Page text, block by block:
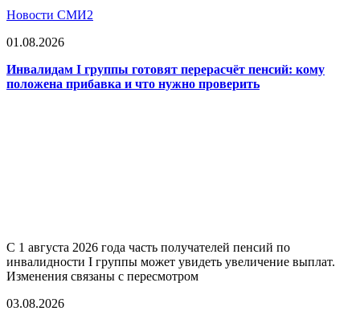
Новости СМИ2
01.08.2026
Инвалидам I группы готовят перерасчёт пенсий: кому
положена прибавка и что нужно проверить
С 1 августа 2026 года часть получателей пенсий по
инвалидности I группы может увидеть увеличение выплат.
Изменения связаны с пересмотром
03.08.2026